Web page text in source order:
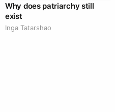
Why does patriarchy still
exist
Inga Tatarshao